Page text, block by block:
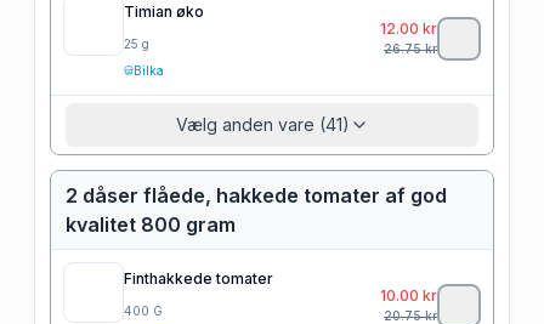
Timian øko
25 g
Bilka
12.00 kr
26.75kr
Vælg anden vare (41)
2 dåser flåede, hakkede tomater af god
kvalitet 800 gram
Finthakkede tomater
400 G
10.00 kr
20.75kr